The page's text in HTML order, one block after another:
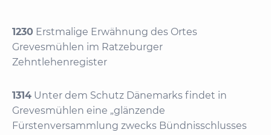
1230 Erstmalige Erwähnung des Ortes
Grevesmühlen im Ratzeburger
Zehntlehenregister
1314 Unter dem Schutz Dänemarks findet in
Grevesmühlen eine „glänzende
Fürstenversammlung zwecks Bündnisschlusses